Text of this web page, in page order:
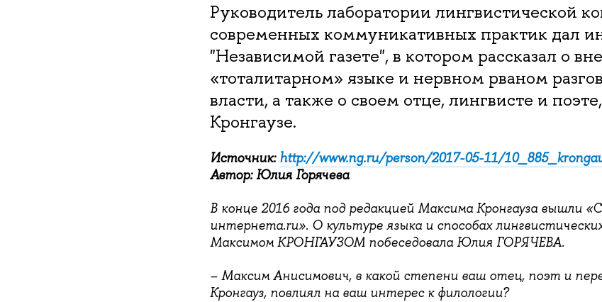
Руководитель лаборатории лингвистической
современных коммуникативных практик дал
"Независимой газете", в котором рассказал о
«тоталитарном» языке и нервном рваном
власти, а также о своем отце, лингвисте и
Кронгаузе.
Источник: http://www.ng.ru/person/2017-05-11/
Автор: Юлия Горячева
В конце 2016 года под редакцией Максима Кронгауза вышли
интернета.ru». О культуре языка и способах
Максимом КРОНГАУЗОМ побеседовала Юлия ГОРЯЧЕВА.
– Максим Анисимович, в какой степени ваш отец, поэт и
Кронгауз, повлиял на ваш интерес к филологии?